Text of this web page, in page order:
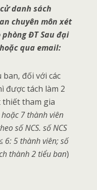
danh sách
chuyên môn xét
phòng ĐT Sau đại
qua email:
đối với các
được tách làm 2
thiết tham gia
7 thành viên
số NCS. số NCS
6: 5 thành viên; số
thành 2 tiểu ban)